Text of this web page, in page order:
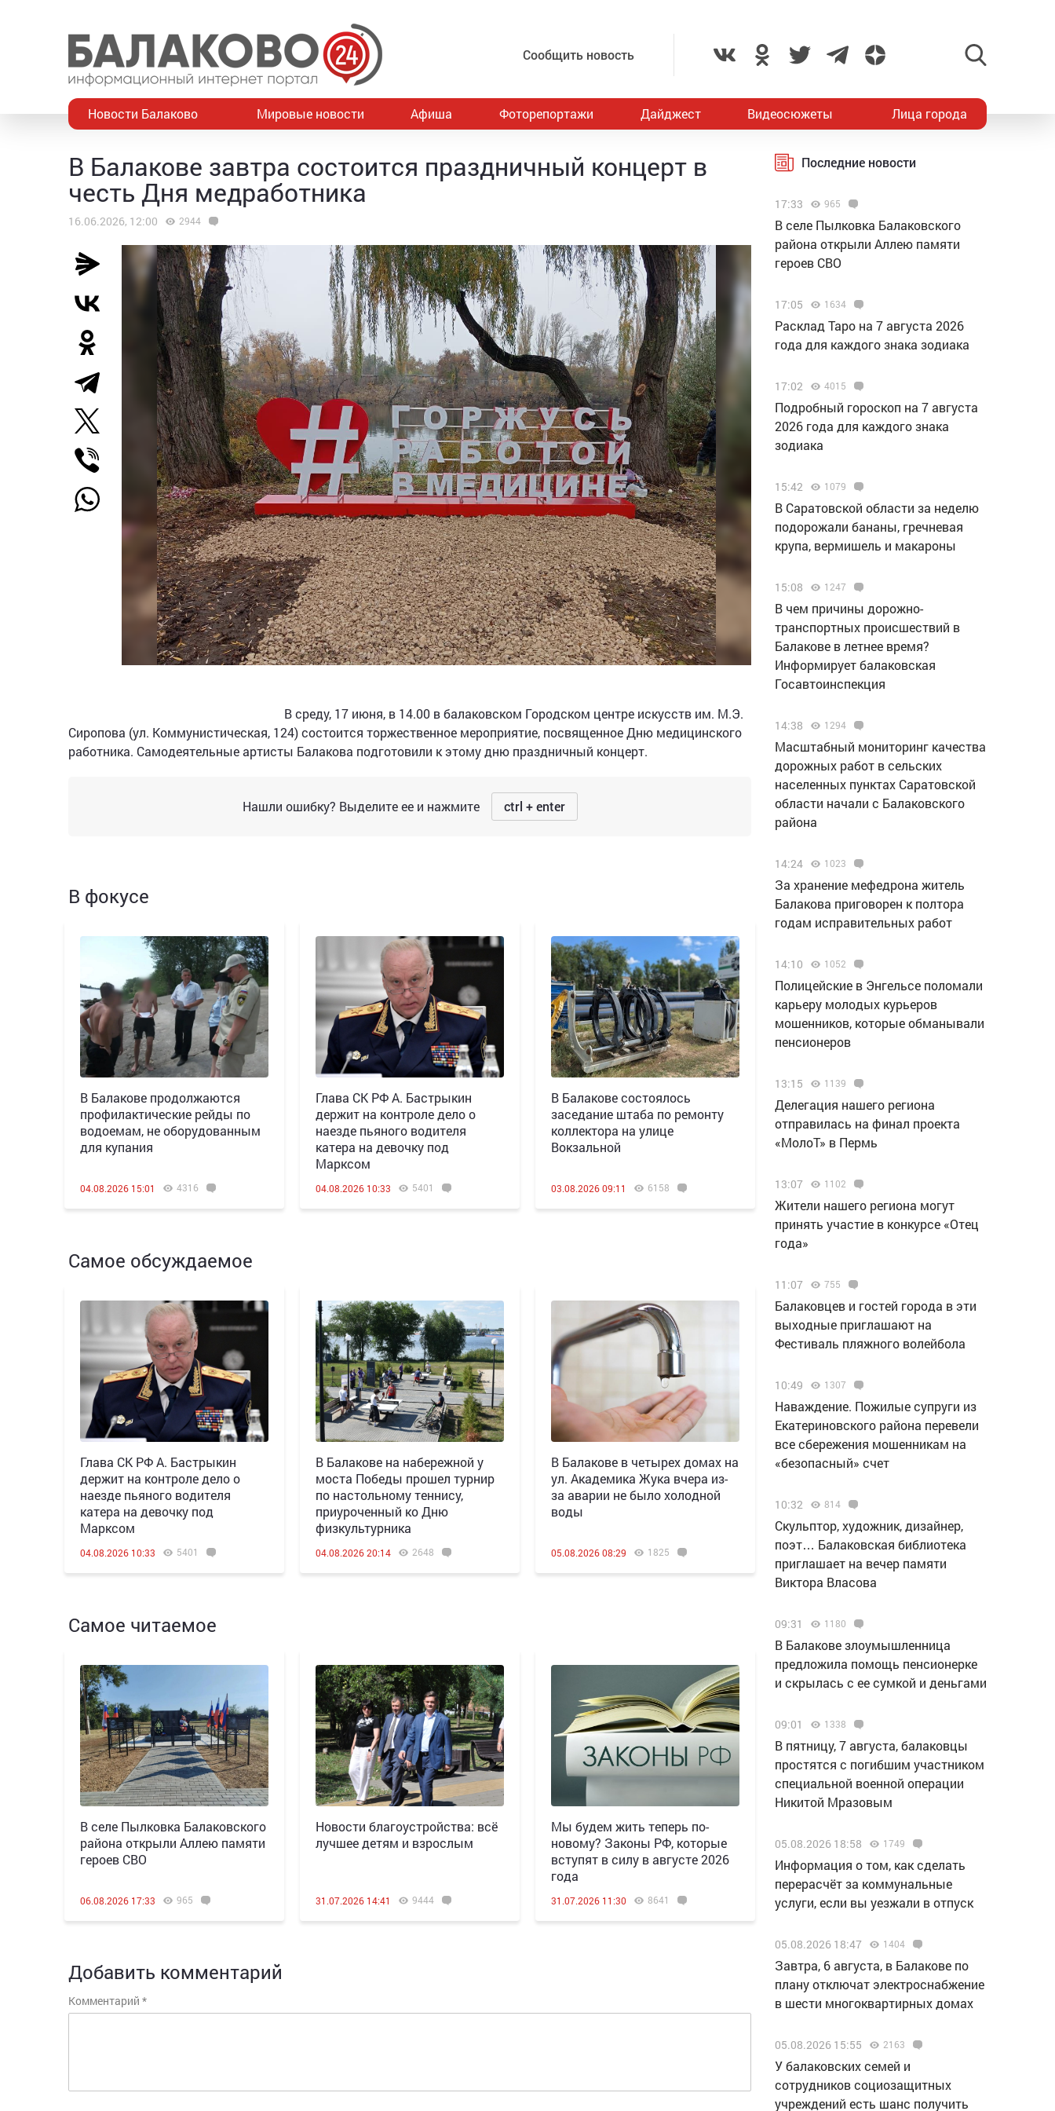
Сообщить новость
Новости Балаково Мировые новости Афиша Фоторепортажи Дайджест Видеосюжеты Лица города
В Балакове завтра состоится праздничный концерт в
честь Дня медработника
16.06.2026, 12:00 2944
В среду, 17 июня, в 14.00 в балаковском Городском центре искусств им. М.Э.
Сиропова (ул. Коммунистическая, 124) состоится торжественное мероприятие, посвященное Дню медицинского
работника. Самодеятельные артисты Балакова подготовили к этому дню праздничный концерт.
Нашли ошибку? Выделите ее и нажмите ctrl + enter
В фокусе
В Балакове продолжаются
профилактические рейды по
водоемам, не оборудованным
для купания
04.08.2026 15:01 4316
Глава СК РФ А. Бастрыкин
держит на контроле дело о
наезде пьяного водителя
катера на девочку под
Марксом
04.08.2026 10:33 5401
В Балакове состоялось
заседание штаба по ремонту
коллектора на улице
Вокзальной
03.08.2026 09:11 6158
Самое обсуждаемое
Глава СК РФ А. Бастрыкин
держит на контроле дело о
наезде пьяного водителя
катера на девочку под
Марксом
04.08.2026 10:33 5401
В Балакове на набережной у
моста Победы прошел турнир
по настольному теннису,
приуроченный ко Дню
физкультурника
04.08.2026 20:14 2648
В Балакове в четырех домах на
ул. Академика Жука вчера из-
за аварии не было холодной
воды
05.08.2026 08:29 1825
Самое читаемое
В селе Пылковка Балаковского
района открыли Аллею памяти
героев СВО
06.08.2026 17:33 965
Новости благоустройства: всё
лучшее детям и взрослым
31.07.2026 14:41 9444
Мы будем жить теперь по-
новому? Законы РФ, которые
вступят в силу в августе 2026
года
31.07.2026 11:30 8641
Добавить комментарий
Комментарий *
Последние новости
17:33 965
В селе Пылковка Балаковского
района открыли Аллею памяти
героев СВО
17:05 1634
Расклад Таро на 7 августа 2026
года для каждого знака зодиака
17:02 4015
Подробный гороскоп на 7 августа
2026 года для каждого знака
зодиака
15:42 1079
В Саратовской области за неделю
подорожали бананы, гречневая
крупа, вермишель и макароны
15:08 1247
В чем причины дорожно-
транспортных происшествий в
Балакове в летнее время?
Информирует балаковская
Госавтоинспекция
14:38 1294
Масштабный мониторинг качества
дорожных работ в сельских
населенных пунктах Саратовской
области начали с Балаковского
района
14:24 1023
За хранение мефедрона житель
Балакова приговорен к полтора
годам исправительных работ
14:10 1052
Полицейские в Энгельсе поломали
карьеру молодых курьеров
мошенников, которые обманывали
пенсионеров
13:15 1139
Делегация нашего региона
отправилась на финал проекта
«МолоТ» в Пермь
13:07 1102
Жители нашего региона могут
принять участие в конкурсе «Отец
года»
11:07 755
Балаковцев и гостей города в эти
выходные приглашают на
Фестиваль пляжного волейбола
10:49 1307
Наваждение. Пожилые супруги из
Екатериновского района перевели
все сбережения мошенникам на
«безопасный» счет
10:32 814
Скульптор, художник, дизайнер,
поэт… Балаковская библиотека
приглашает на вечер памяти
Виктора Власова
09:31 1180
В Балакове злоумышленница
предложила помощь пенсионерке
и скрылась с ее сумкой и деньгами
09:01 1338
В пятницу, 7 августа, балаковцы
простятся с погибшим участником
специальной военной операции
Никитой Мразовым
05.08.2026 18:58 1749
Информация о том, как сделать
перерасчёт за коммунальные
услуги, если вы уезжали в отпуск
05.08.2026 18:47 1404
Завтра, 6 августа, в Балакове по
плану отключат электроснабжение
в шести многоквартирных домах
05.08.2026 15:55 2163
У балаковских семей и
сотрудников социозащитных
учреждений есть шанс получить